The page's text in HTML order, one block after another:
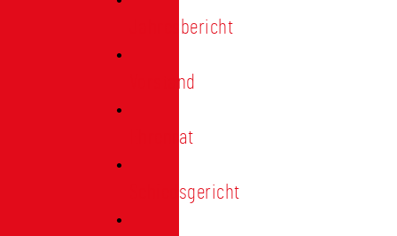
Jahresbericht
Vorstand
Ehrenrat
Schiedsgericht